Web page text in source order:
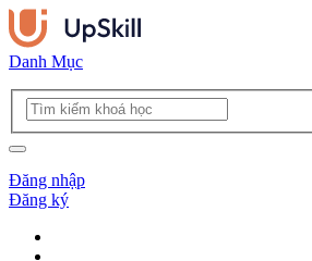
Danh Mục
Đăng nhập
Đăng ký